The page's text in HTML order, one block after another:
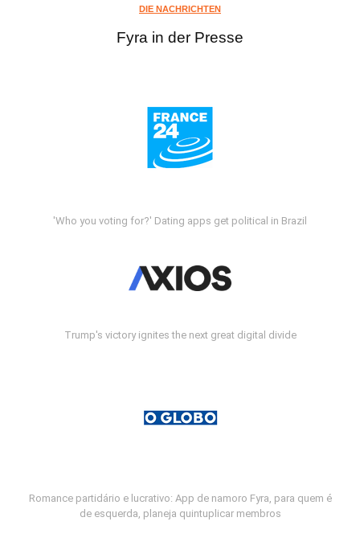
DIE NACHRICHTEN
Fyra in der Presse
'Who you voting for?' Dating apps get political in Brazil
Trump's victory ignites the next great digital divide
Romance partidário e lucrativo: App de namoro Fyra, para quem é
de esquerda, planeja quintuplicar membros